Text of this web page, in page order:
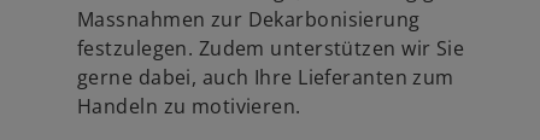
Massnahmen zur Dekarbonisierung
festzulegen. Zudem unterstützen wir Sie
gerne dabei, auch Ihre Lieferanten zum
Handeln zu motivieren.